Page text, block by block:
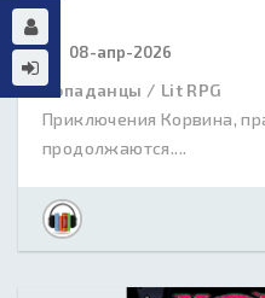
08-апр-2026
Попаданцы / Lit RPG
Приключения Корвина,
продолжаются....